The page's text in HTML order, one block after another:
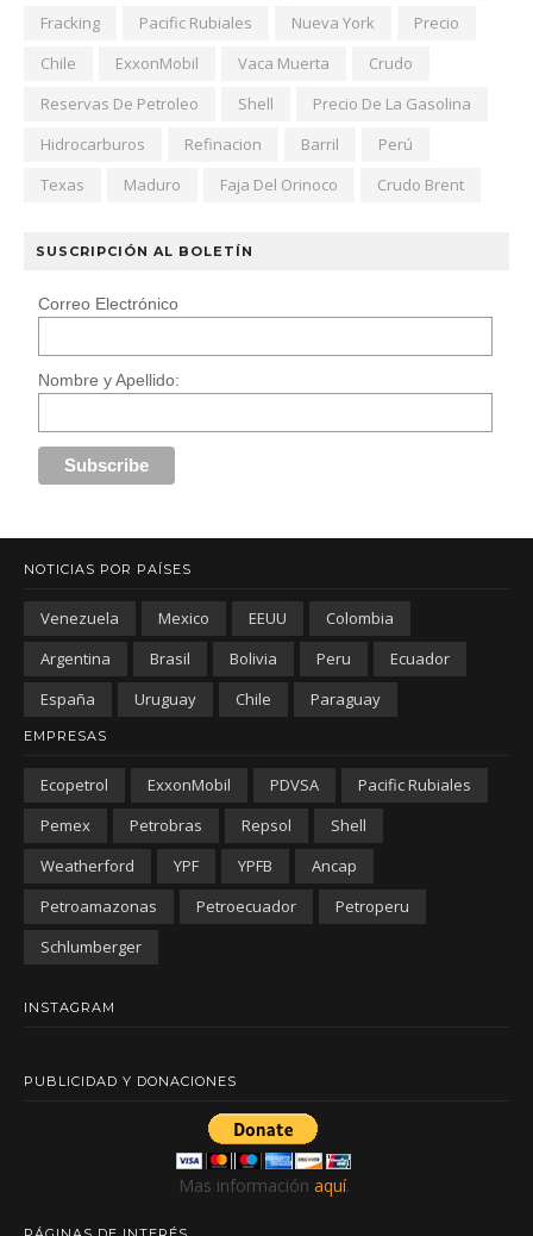
Fracking
Pacific Rubiales Nueva York
Precio
Chile
ExxonMobil Vaca Muerta
Crudo
Reservas De Petroleo
Shell
Precio De La Gasolina
Hidrocarburos
Refinacion Barril
Perú
Texas
Maduro Faja Del Orinoco Crudo Brent
SUSCRIPCIÓN AL BOLETÍN
Correo Electrónico
Nombre y Apellido:
NOTICIAS POR PAÍSES
Venezuela Mexico EEUU
Colombia
Argentina
Brasil Bolivia Peru
Ecuador
España
Uruguay Chile Paraguay
EMPRESAS
Ecopetrol ExxonMobil PDVSA
Pacific Rubiales
Pemex
Petrobras Repsol
Shell
Weatherford
YPF YPFB
Ancap
Petroamazonas
Petroecuador
Petroperu
Schlumberger
INSTAGRAM
PUBLICIDAD Y DONACIONES
Mas información aquí.